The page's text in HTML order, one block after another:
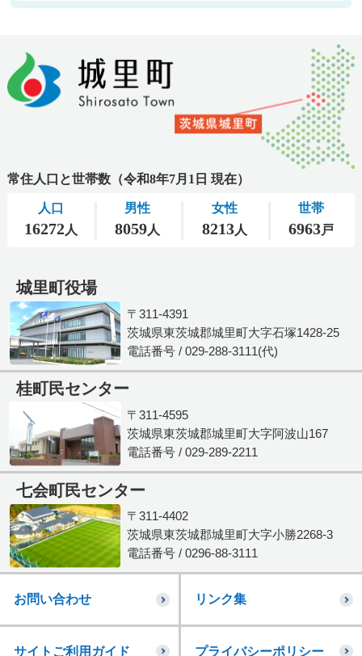
城里町役場
〒311-4391
茨城県東茨城郡城里町大字石塚1428-25
電話番号 / 029-288-3111(代)
桂町民センター
〒311-4595
茨城県東茨城郡城里町大字阿波山167
電話番号 / 029-289-2211
七会町民センター
〒311-4402
茨城県東茨城郡城里町大字小勝2268-3
電話番号 / 0296-88-3111
お問い合わせ リンク集
サイトご利用ガイド プライバシーポリシー